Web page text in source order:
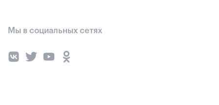
Мы в социальных сетях